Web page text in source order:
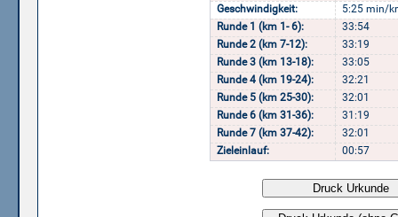
Geschwindigkeit:
5:25 min/
Runde 1 (km 1- 6):
33:54
Runde 2 (km 7-12):
33:19
Runde 3 (km 13-18):
33:05
Runde 4 (km 19-24):
32:21
Runde 5 (km 25-30):
32:01
Runde 6 (km 31-36):
31:19
Runde 7 (km 37-42):
32:01
Zieleinlauf:
00:57